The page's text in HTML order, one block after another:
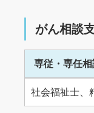
がん相談
専従・専任
社会福祉士、